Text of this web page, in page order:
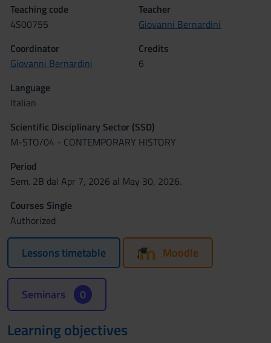
Teaching code
4S00755
Teacher
Giovanni Bernardini
Coordinator
Giovanni Bernardini
Credits
6
Language
Italian
Scientific Disciplinary Sector (SSD)
M-STO/04 - CONTEMPORARY HISTORY
Period
Sem. 2B dal Apr 7, 2026 al May 30, 2026.
Courses Single
Authorized
Lessons timetable Moodle
Seminars 0
Learning objectives